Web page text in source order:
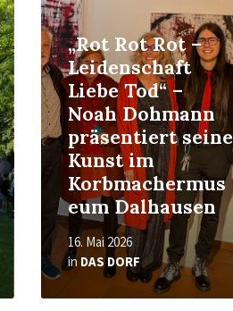
„Rot Rot Rot –
Leidenschaft
Liebe Tod“ –
Noah Dohmann
präsentiert seine
Kunst im
Korbmachermus
eum Dalhausen
16. Mai 2026
in DAS DORF